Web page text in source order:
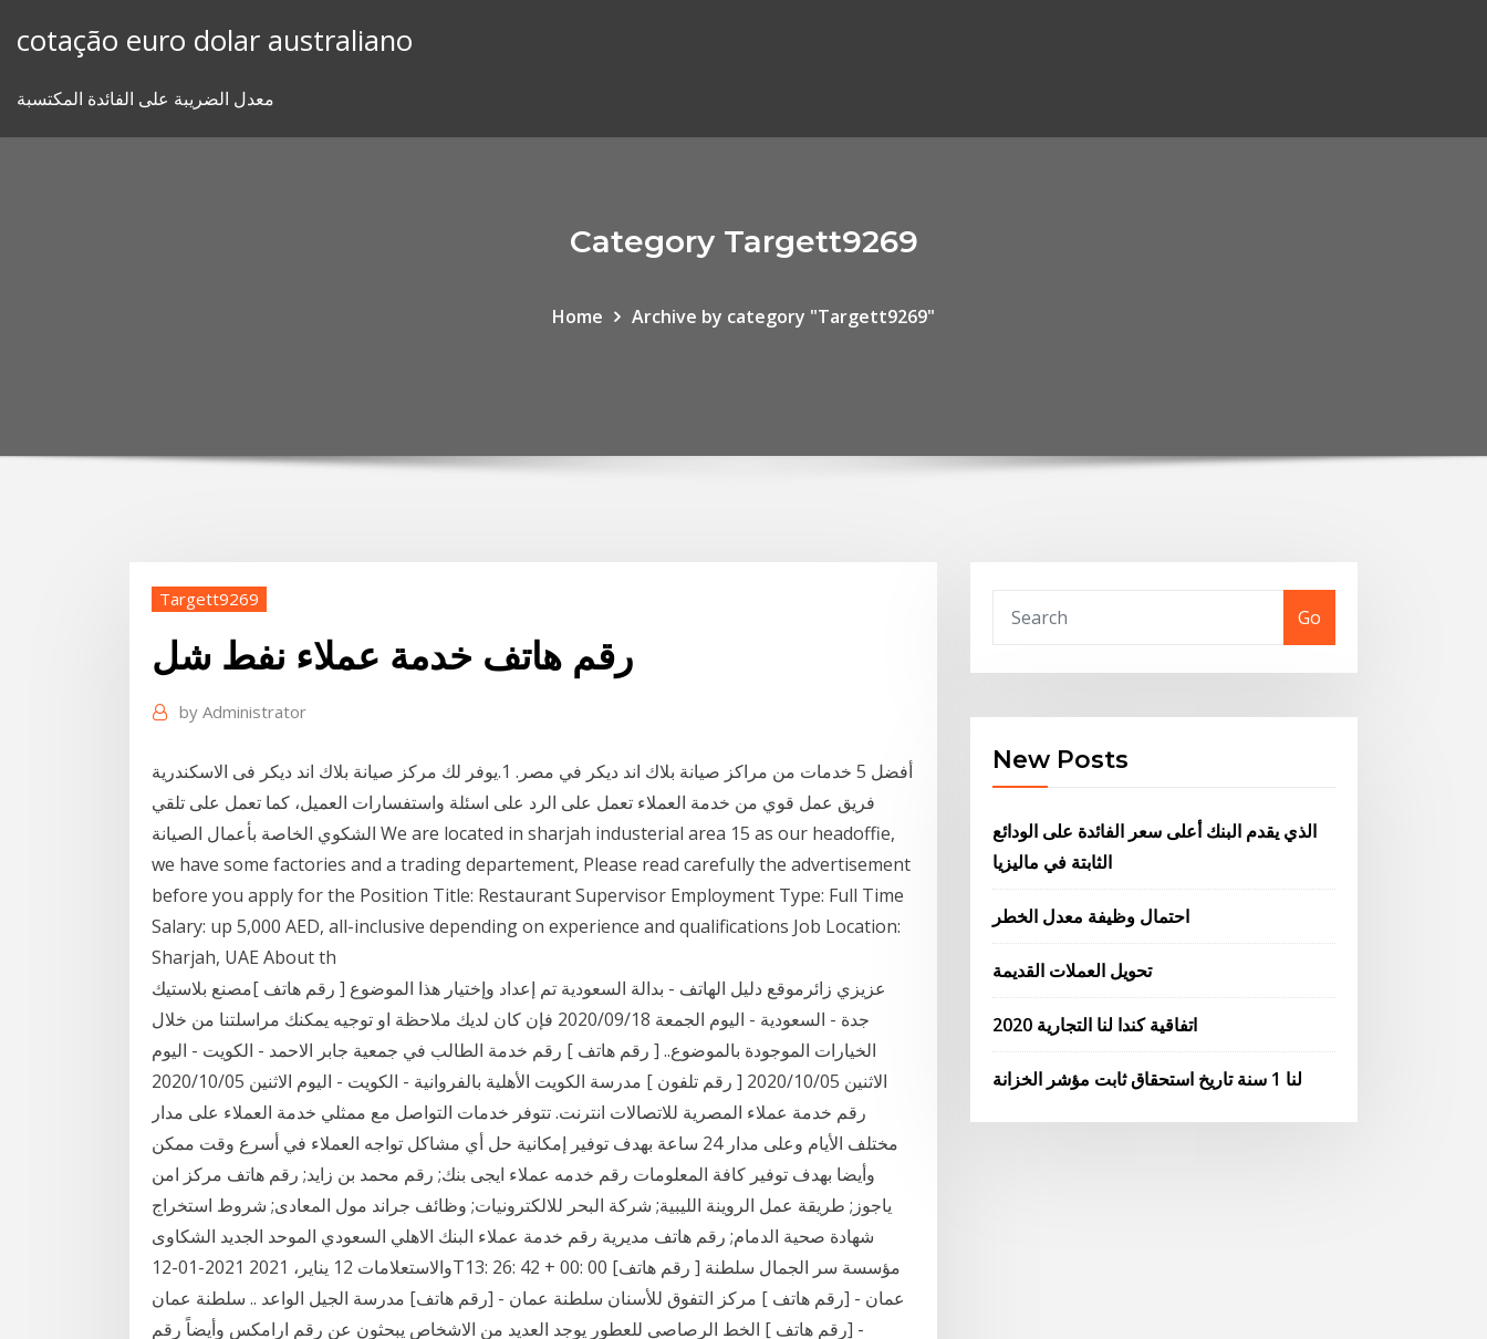
cotação euro dolar australiano
معدل الضريبة على الفائدة المكتسبة
Category Targett9269
Home Archive by category "Targett9269"
Targett9269
رقم هاتف خدمة عملاء نفط شل
by Administrator
أفضل 5 خدمات من مراكز صيانة بلاك اند ديكر في مصر. 1.يوفر لك مركز صيانة بلاك اند ديكر فى الاسكندرية
فريق عمل قوي من خدمة العملاء تعمل على الرد على اسئلة واستفسارات العميل، كما تعمل على تلقي
الشكوي الخاصة بأعمال الصيانة We are located in sharjah industerial area 15 as our headoffie,
we have some factories and a trading departement, Please read carefully the advertisement
before you apply for the Position Title: Restaurant Supervisor Employment Type: Full Time
Salary: up 5,000 AED, all-inclusive depending on experience and qualifications Job Location:
Sharjah, UAE About th
عزيزي زائرموقع دليل الهاتف - بدالة السعودية تم إعداد وإختيار هذا الموضوع [ رقم هاتف ]مصنع بلاستيك
جدة - السعودية - اليوم الجمعة 2020/09/18 فإن كان لديك ملاحظة او توجيه يمكنك مراسلتنا من خلال
الخيارات الموجودة بالموضوع.. [ رقم هاتف ] رقم خدمة الطالب في جمعية جابر الاحمد - الكويت - اليوم
الاثنين 2020/10/05 [ رقم تلفون ] مدرسة الكويت الأهلية بالفروانية - الكويت - اليوم الاثنين 2020/10/05
رقم خدمة عملاء المصرية للاتصالات انترنت. تتوفر خدمات التواصل مع ممثلي خدمة العملاء على مدار
مختلف الأيام وعلى مدار 24 ساعة بهدف توفير إمكانية حل أي مشاكل تواجه العملاء في أسرع وقت ممكن
وأيضا بهدف توفير كافة المعلومات رقم خدمه عملاء ايجى بنك; رقم محمد بن زايد; رقم هاتف مركز امن
ياجوز; طريقة عمل الروينة الليبية; شركة البحر للالكترونيات; وظائف جراند مول المعادى; شروط استخراج
شهادة صحية الدمام; رقم هاتف مديرية رقم خدمة عملاء البنك الاهلي السعودي الموحد الجديد الشكاوى
والاستعلامات 12 يناير، 2021 2021-01-12T13: 26: 42 + 00: 00 [رقم هاتف ] مؤسسة سر الجمال سلطنة
عمان - [رقم هاتف ] مركز التفوق للأسنان سلطنة عمان - [رقم هاتف] مدرسة الجيل الواعد .. سلطنة عمان
- [رقم هاتف ] الخط الرصاصي للعطور يوجد العديد من الاشخاص يبحثون عن رقم ارامكس وأيضاً رقم
Go
New Posts
الذي يقدم البنك أعلى سعر الفائدة على الودائع
الثابتة في ماليزيا
احتمال وظيفة معدل الخطر
تحويل العملات القديمة
اتفاقية كندا لنا التجارية 2020
لنا 1 سنة تاريخ استحقاق ثابت مؤشر الخزانة